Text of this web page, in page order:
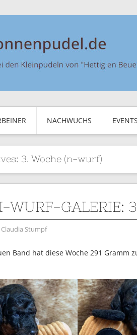
NACHWUCHS
3. Woche (n-wurf)
WURF-GALERIE:
Claudia Stumpf
Band hat diese Woche 291 Gramm